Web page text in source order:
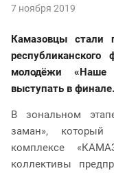
7 ноября 2019
Камазовцы стали
республиканского
молодёжи
выступать в финале.
В зональном
заман», который
комплексе
коллективы